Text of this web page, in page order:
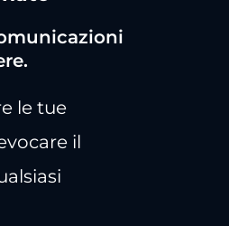
le tue
il